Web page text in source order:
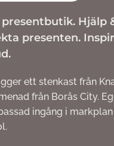
Hjälp
presenten.
ett stenkast från
från Borås City.
ingång i